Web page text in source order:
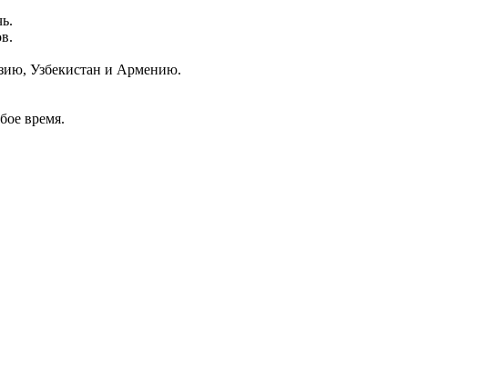
Узбекистан и Армению.
время.